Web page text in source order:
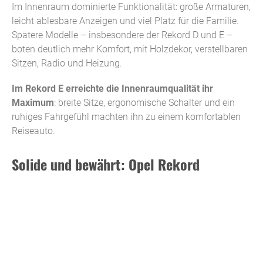
Im Innenraum dominierte Funktionalität: große Armaturen,
leicht ablesbare Anzeigen und viel Platz für die Familie.
Spätere Modelle – insbesondere der Rekord D und E –
boten deutlich mehr Komfort, mit Holzdekor, verstellbaren
Sitzen, Radio und Heizung.
Im Rekord E erreichte die Innenraumqualität ihr
Maximum: breite Sitze, ergonomische Schalter und ein
ruhiges Fahrgefühl machten ihn zu einem komfortablen
Reiseauto.
Solide und bewährt: Opel Rekord